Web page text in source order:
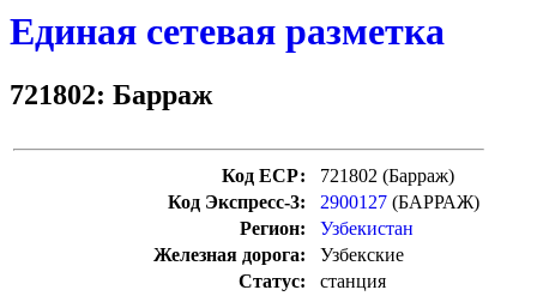
Единая сетевая разметка
721802: Барраж
Код ЕСР:
721802 (Барраж)
Код Экспресс-3:
2900127 (БАРРАЖ)
Регион:
Узбекистан
Железная дорога:
Узбекские
Статус:
станция